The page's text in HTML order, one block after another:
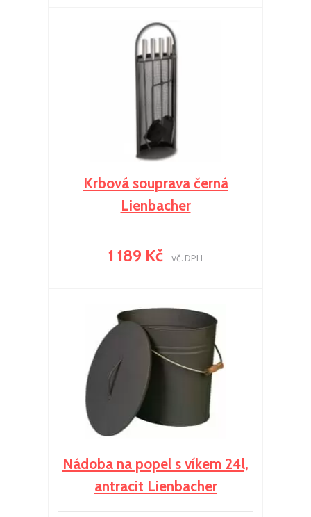
Krbová souprava černá
Lienbacher
1 189 Kč vč. DPH
Nádoba na popel s víkem 24l,
antracit Lienbacher